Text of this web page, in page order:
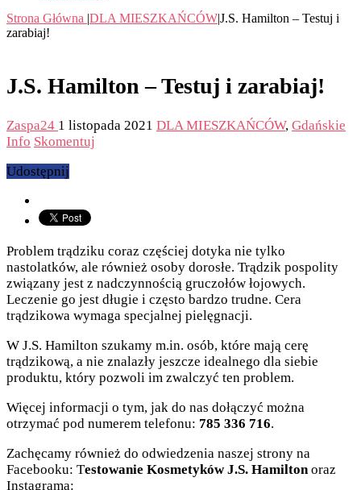
Strona Główna |DLA MIESZKAŃCÓW|J.S. Hamilton – Testuj i
zarabiaj!
J.S. Hamilton – Testuj i zarabiaj!
Zaspa24 1 listopada 2021 DLA MIESZKAŃCÓW, Gdańskie
Info Skomentuj
Udostępnij
Problem trądziku coraz częściej dotyka nie tylko
nastolatków, ale również osoby dorosłe. Trądzik pospolity
związany jest z nadczynnością gruczołów łojowych.
Leczenie go jest długie i często bardzo trudne. Cera
trądzikowa wymaga specjalnej pielęgnacji.
W J.S. Hamilton szukamy m.in. osób, które mają cerę
trądzikową, a nie znalazły jeszcze idealnego dla siebie
produktu, który pozwoli im zwalczyć ten problem.
Więcej informacji o tym, jak do nas dołączyć można
otrzymać pod numerem telefonu: 785 336 716.
Zachęcamy również do odwiedzenia naszej strony na
Facebooku: Testowanie Kosmetyków J.S. Hamiltonoraz
Instagrama: